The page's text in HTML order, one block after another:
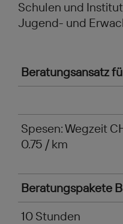
Schulen und
Jugend- und
Beratungsansatz
Spesen: Wegzeit
0.75 / km
Beratungspakete
10 Stunden